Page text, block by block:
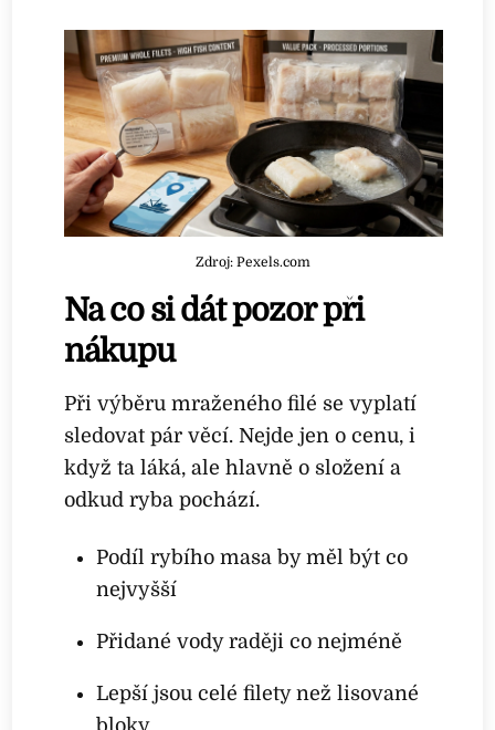
Zdroj: Pexels.com
Na co si dát pozor při
nákupu
Při výběru mraženého filé se vyplatí
sledovat pár věcí. Nejde jen o cenu, i
když ta láká, ale hlavně o složení a
odkud ryba pochází.
Podíl rybího masa by měl být co
nejvyšší
Přidané vody raději co nejméně
Lepší jsou celé filety než lisované
bloky